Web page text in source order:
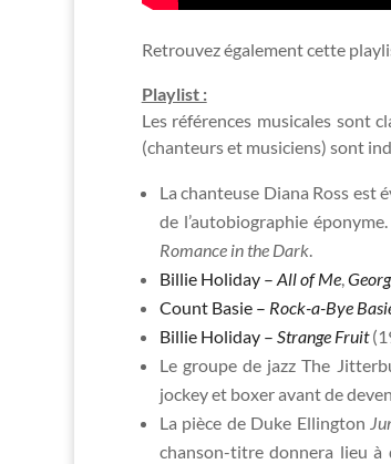
Retrouvez également cette
Playlist :
Les références musicales sont
(chanteurs et musiciens) sont
La chanteuse Diana Ross est
de l’autobiographie
Romance in the Dark.
Billie Holiday – All of Me,
Count Basie – Rock-a-Bye
Billie Holiday – Strange Fruit
Le groupe de jazz The
jockey et boxer avant de
La pièce de Duke Ellington
chanson-titre donnera lieu à